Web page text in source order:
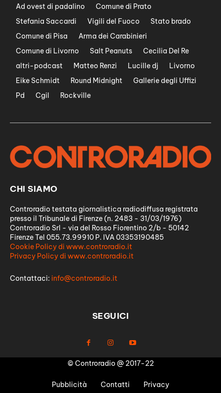
Ad ovest di padalino
Comune di Prato
Stefania Saccardi
Vigili del Fuoco
Stato brado
Comune di Pisa
Arma dei Carabinieri
Comune di Livorno
Salt Peanuts
Cecilia Del Re
altri-podcast
Matteo Renzi Lucille dj
Livorno
Eike Schmidt
Round Midnight
Gallerie degli Uffizi
Pd
Cgil Rockville
CHI SIAMO
Controradio testata giornalistica radiodiffusa registrata
presso il Tribunale di Firenze (n. 2483 - 31/03/1976)
Controradio Srl - via del Rosso Fiorentino 2/b - 50142
Firenze Tel 055.73.99910 P. IVA 03353190485
Cookie Policy di www.controradio.it
Privacy Policy di www.controradio.it
Contattaci: info@controradio.it
SEGUICI
© Controradio @ 2017-22
Pubblicità Contatti Privacy